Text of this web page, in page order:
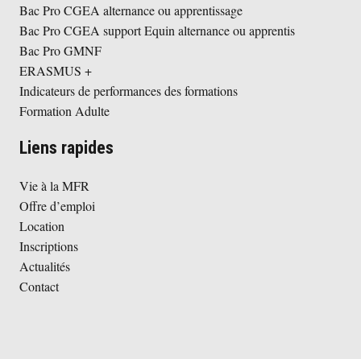
Bac Pro CGEA alternance ou apprentissage
Bac Pro CGEA support Equin alternance ou apprentis
Bac Pro GMNF
ERASMUS +
Indicateurs de performances des formations
Formation Adulte
Liens rapides
Vie à la MFR
Offre d’emploi
Location
Inscriptions
Actualités
Contact